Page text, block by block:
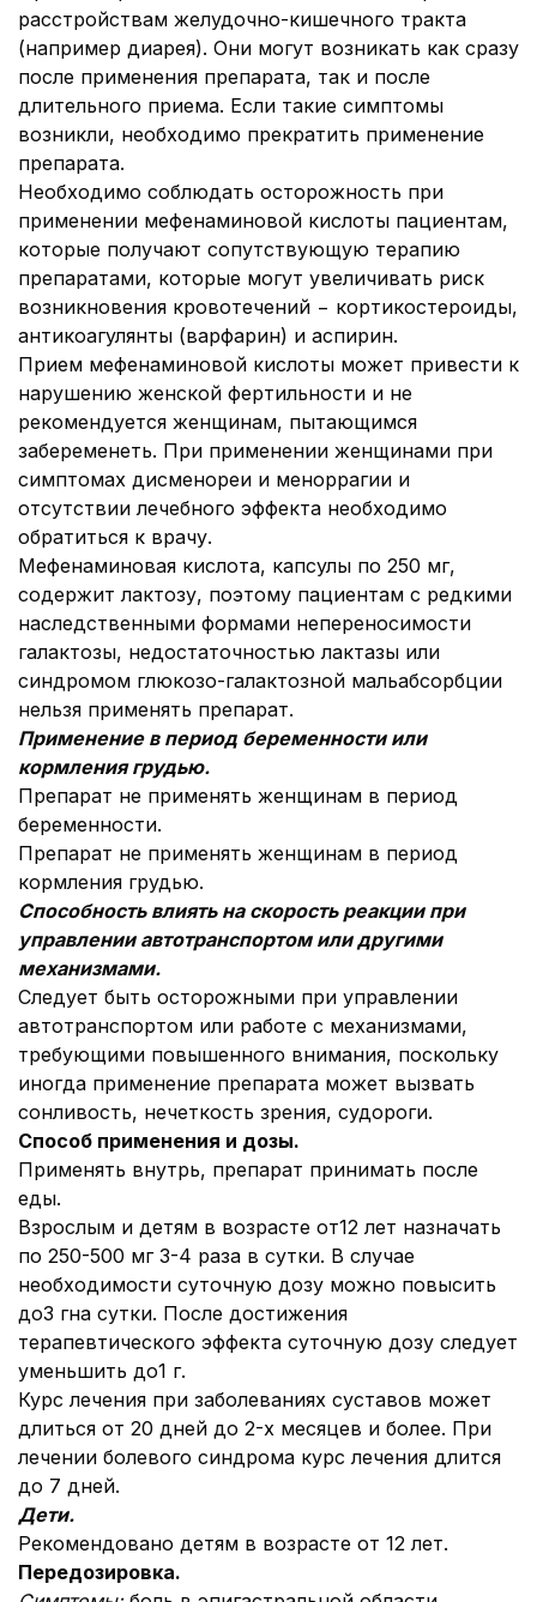
расстройствам желудочно-кишечного тракта
(например диарея). Они могут возникать как сразу
после применения препарата, так и после
длительного приема. Если такие симптомы
возникли, необходимо прекратить применение
препарата.
Необходимо соблюдать осторожность при
применении мефенаминовой кислоты пациентам,
которые получают сопутствующую терапию
препаратами, которые могут увеличивать риск
возникновения кровотечений − кортикостероиды,
антикоагулянты (варфарин) и аспирин.
Прием мефенаминовой кислоты может привести к
нарушению женской фертильности и не
рекомендуется женщинам, пытающимся
забеременеть. При применении женщинами при
симптомах дисменореи и меноррагии и
отсутствии лечебного эффекта необходимо
обратиться к врачу.
Мефенаминовая кислота, капсулы по 250 мг,
содержит лактозу, поэтому пациентам с редкими
наследственными формами непереносимости
галактозы, недостаточностью лактазы или
синдромом глюкозо-галактозной мальабсорбции
нельзя применять препарат.
Применение в период беременности или
кормления грудью.
Препарат не применять женщинам в период
беременности.
Препарат не применять женщинам в период
кормления грудью.
Способность влиять на скорость реакции при
управлении автотранспортом или другими
механизмами.
Следует быть осторожными при управлении
автотранспортом или работе с механизмами,
требующими повышенного внимания, поскольку
иногда применение препарата может вызвать
сонливость, нечеткость зрения, судороги.
Способ применения и дозы.
Применять внутрь, препарат принимать после
еды.
Взрослым и детям в возрасте от12 лет назначать
по 250-500 мг 3-4 раза в сутки. В случае
необходимости суточную дозу можно повысить
до3 гна сутки. После достижения
терапевтического эффекта суточную дозу следует
уменьшить до1 г.
Курс лечения при заболеваниях суставов может
длиться от 20 дней до 2-х месяцев и более. При
лечении болевого синдрома курс лечения длится
до 7 дней.
Дети.
Рекомендовано детям в возрасте от 12 лет.
Передозировка.